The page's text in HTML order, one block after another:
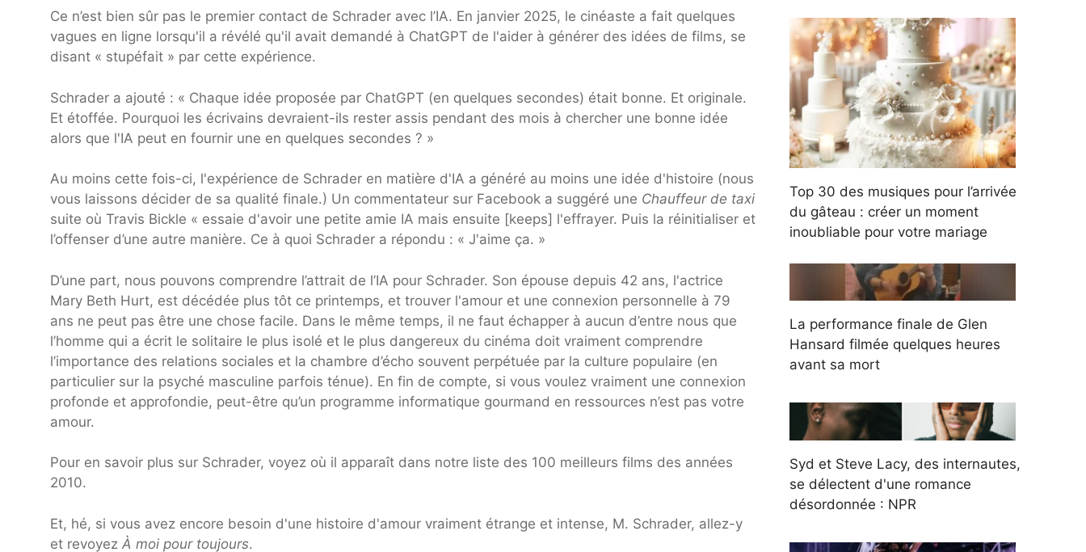
Ce n’est bien sûr pas le premier contact de Schrader avec l’IA. En janvier 2025, le cinéaste a fait quelques
vagues en ligne lorsqu'il a révélé qu'il avait demandé à ChatGPT de l'aider à générer des idées de films, se
disant « stupéfait » par cette expérience.
Schrader a ajouté : « Chaque idée proposée par ChatGPT (en quelques secondes) était bonne. Et originale.
Et étoffée. Pourquoi les écrivains devraient-ils rester assis pendant des mois à chercher une bonne idée
alors que l'IA peut en fournir une en quelques secondes ? »
Au moins cette fois-ci, l'expérience de Schrader en matière d'IA a généré au moins une idée d'histoire (nous
vous laissons décider de sa qualité finale.) Un commentateur sur Facebook a suggéré une Chauffeur de taxi
suite où Travis Bickle « essaie d'avoir une petite amie IA mais ensuite [keeps] l'effrayer. Puis la réinitialiser et
l’offenser d’une autre manière. Ce à quoi Schrader a répondu : « J'aime ça. »
D’une part, nous pouvons comprendre l’attrait de l’IA pour Schrader. Son épouse depuis 42 ans, l'actrice
Mary Beth Hurt, est décédée plus tôt ce printemps, et trouver l'amour et une connexion personnelle à 79
ans ne peut pas être une chose facile. Dans le même temps, il ne faut échapper à aucun d’entre nous que
l’homme qui a écrit le solitaire le plus isolé et le plus dangereux du cinéma doit vraiment comprendre
l’importance des relations sociales et la chambre d’écho souvent perpétuée par la culture populaire (en
particulier sur la psyché masculine parfois ténue). En fin de compte, si vous voulez vraiment une connexion
profonde et approfondie, peut-être qu’un programme informatique gourmand en ressources n’est pas votre
amour.
Pour en savoir plus sur Schrader, voyez où il apparaît dans notre liste des 100 meilleurs films des années
2010.
Et, hé, si vous avez encore besoin d'une histoire d'amour vraiment étrange et intense, M. Schrader, allez-y
et revoyez À moi pour toujours.
Top 30 des musiques pour l’arrivée
du gâteau : créer un moment
inoubliable pour votre mariage
La performance finale de Glen
Hansard filmée quelques heures
avant sa mort
Syd et Steve Lacy, des internautes,
se délectent d'une romance
désordonnée : NPR